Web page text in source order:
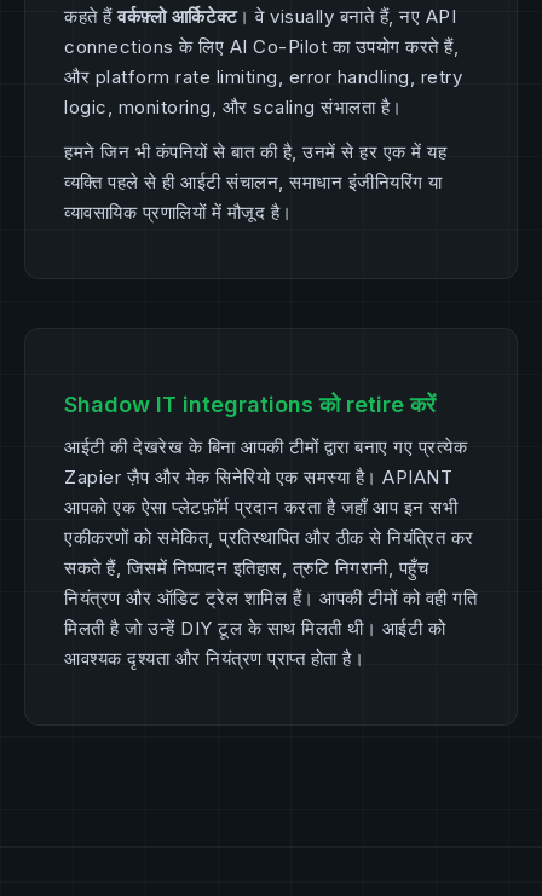
कहते हैंवर्कफ़्लो आर्किटेक्ट। वे visually बनाते हैं, नए API
connections के लिए AI Co-Pilot का उपयोग करते हैं,
और platform rate limiting, error handling, retry
logic, monitoring, और scaling संभालता है।
हमने जिन भी कंपनियों से बात की है, उनमें से हर एक में यह
व्यक्ति पहले से ही आईटी संचालन, समाधान इंजीनियरिंग या
व्यावसायिक प्रणालियों में मौजूद है।
Shadow IT integrations को retire करें
आईटी की देखरेख के बिना आपकी टीमों द्वारा बनाए गए प्रत्येक
Zapier ज़ैप और मेक सिनेरियो एक समस्या है। APIANT
आपको एक ऐसा प्लेटफ़ॉर्म प्रदान करता है जहाँ आप इन सभी
एकीकरणों को समेकित, प्रतिस्थापित और ठीक से नियंत्रित कर
सकते हैं, जिसमें निष्पादन इतिहास, त्रुटि निगरानी, पहुँच
नियंत्रण और ऑडिट ट्रेल शामिल हैं। आपकी टीमों को वही गति
मिलती है जो उन्हें DIY टूल के साथ मिलती थी। आईटी को
आवश्यक दृश्यता और नियंत्रण प्राप्त होता है।